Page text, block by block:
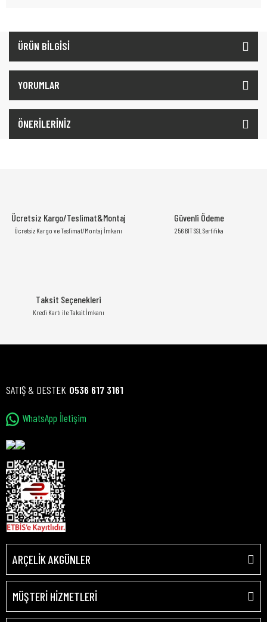
ÜRÜN BİLGİSİ
YORUMLAR
ÖNERİLERİNİZ
Ücretsiz Kargo/Teslimat&Montaj
Ücretsiz Kargo ve Teslimat/Montaj İmkanı
Güvenli Ödeme
256 BIT SSL Sertifika
Taksit Seçenekleri
Kredi Kartı ile Taksit İmkanı
SATIŞ & DESTEK 0536 617 3161
WhatsApp İletişim
ARÇELİK AKGÜNLER
MÜŞTERİ HİZMETLERİ